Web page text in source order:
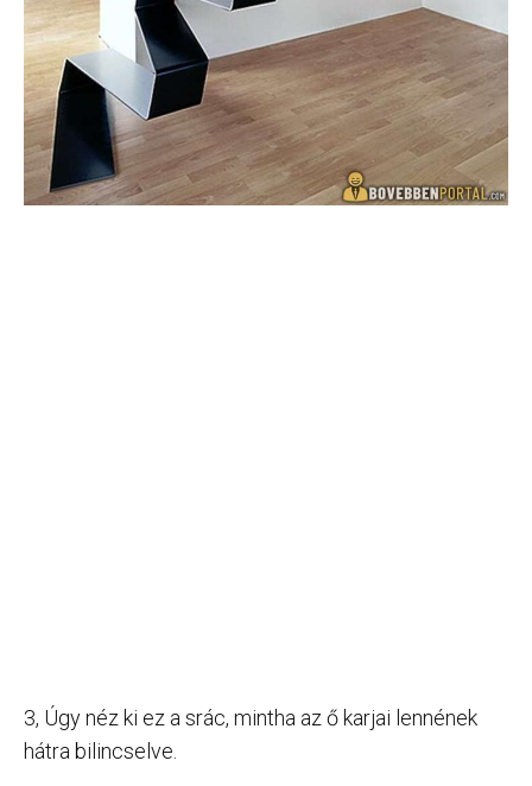
3, Úgy néz ki ez a srác, mintha az ő karjai lennének
hátra bilincselve.